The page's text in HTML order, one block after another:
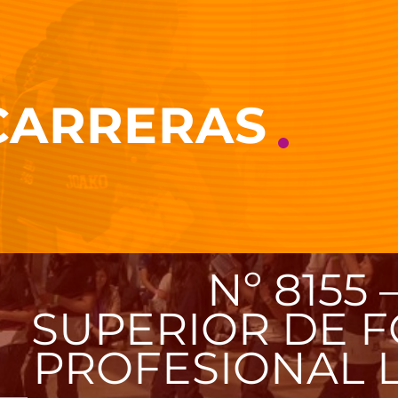
Nº 8155
SUPERIOR DE
PROFESIONAL